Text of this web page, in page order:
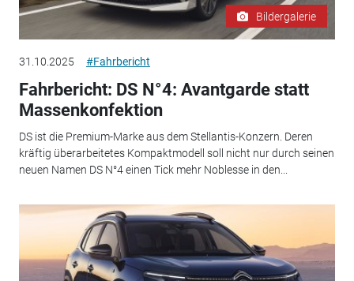
Bildergalerie
31.10.2025 #Fahrbericht
Fahrbericht: DS N°4: Avantgarde statt
Massenkonfektion
DS ist die Premium-Marke aus dem Stellantis-Konzern. Deren
kräftig überarbeitetes Kompaktmodell soll nicht nur durch seinen
neuen Namen DS N°4 einen Tick mehr Noblesse in den...